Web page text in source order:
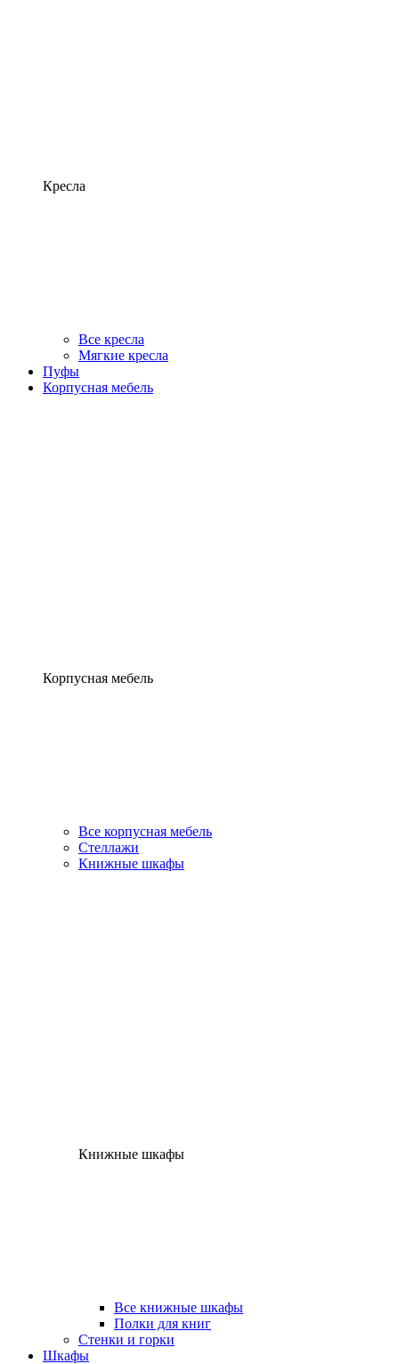
Кресла
Все кресла
Мягкие кресла
Пуфы
Корпусная мебель
Корпусная мебель
Все корпусная мебель
Стеллажи
Книжные шкафы
Книжные шкафы
Все книжные шкафы
Полки для книг
Стенки и горки
Шкафы